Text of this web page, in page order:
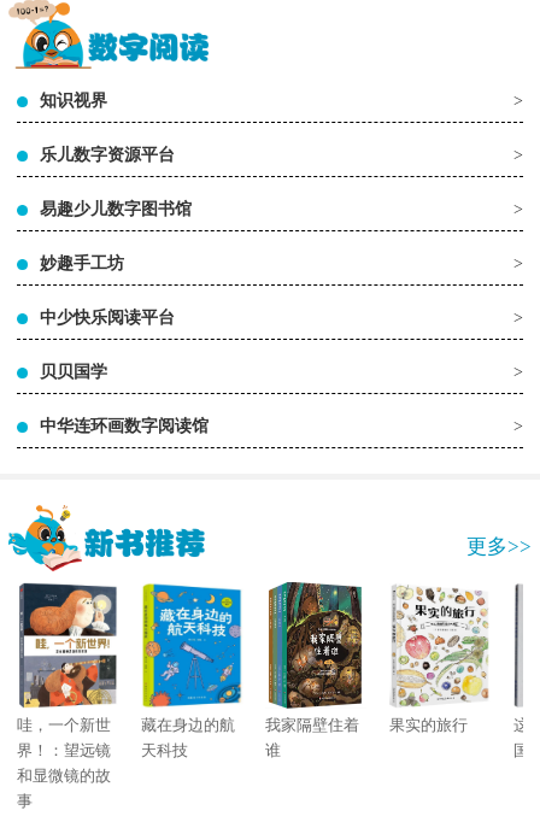
知识视界 >
乐儿数字资源平台 >
易趣少儿数字图书馆 >
妙趣手工坊 >
中少快乐阅读平台 >
贝贝国学 >
中华连环画数字阅读馆 >
更多>>
哇，一个新世
界！：望远镜
和显微镜的故
事
藏在身边的航
天科技
我家隔壁住着
谁
果实的旅行
这
国